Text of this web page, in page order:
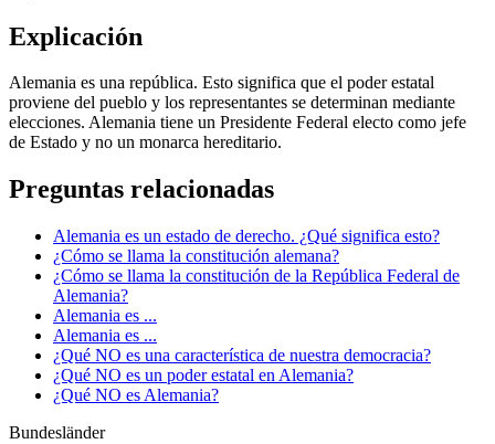
Explicación
Alemania es una república. Esto significa que el poder estatal
proviene del pueblo y los representantes se determinan mediante
elecciones. Alemania tiene un Presidente Federal electo como jefe
de Estado y no un monarca hereditario.
Preguntas relacionadas
Alemania es un estado de derecho. ¿Qué significa esto?
¿Cómo se llama la constitución alemana?
¿Cómo se llama la constitución de la República Federal de
Alemania?
Alemania es ...
Alemania es ...
¿Qué NO es una característica de nuestra democracia?
¿Qué NO es un poder estatal en Alemania?
¿Qué NO es Alemania?
Bundesländer